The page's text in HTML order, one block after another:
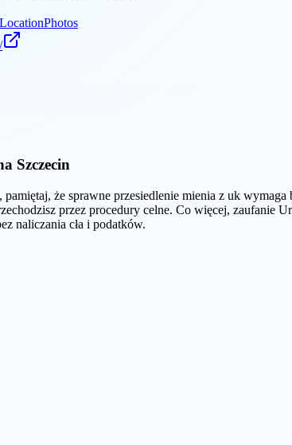
LocationPhotos
Szczecin
że sprawne przesiedlenie mienia z uk
przez procedury celne. Co więcej, zaufanie
naliczania cła i podatków.